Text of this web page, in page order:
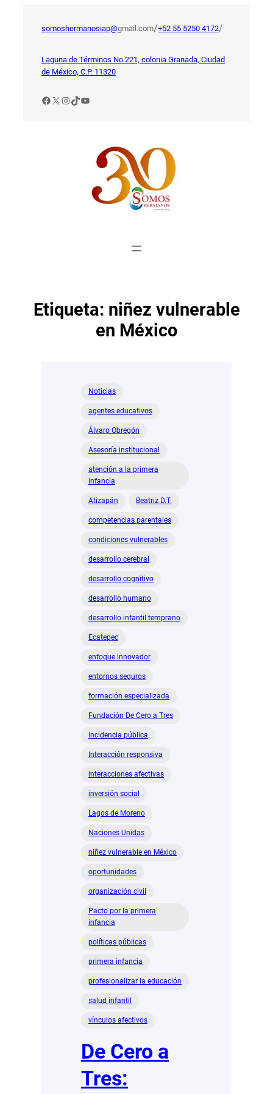
somoshermanosiap@gmail.com/+52 55 5250 4172/
Laguna de Términos No.221, colonia Granada, Ciudad
de México, C.P. 11320
Facebook
X Instagram
TikTok
YouTube
Etiqueta: niñez vulnerable
en México
Noticias
agentes educativos
Álvaro Obregón
Asesoría institucional
atención a la primera
infancia
Atizapán Beatriz D.T.
competencias parentales
condiciones vulnerables
desarrollo cerebral
desarrollo cognitivo
desarrollo humano
desarrollo infantil temprano
Ecatepec
enfoque innovador
entornos seguros
formación especializada
Fundación De Cero a Tres
incidencia pública
Interacción responsiva
interacciones afectivas
inversión social
Lagos de Moreno
Naciones Unidas
niñez vulnerable en México
oportunidades
organización civil
Pacto por la primera
infancia
políticas públicas
primera infancia
profesionalizar la educación
salud infantil
vínculos afectivos
De Cero a
Tres: